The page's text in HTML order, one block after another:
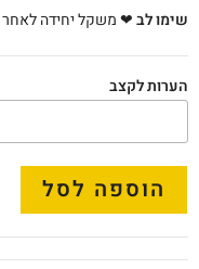
שימו לב❤ משקל יחידה לאחר ניקוי כ- 1.5 ק"ג
הערות לקצב
הוספה לסל